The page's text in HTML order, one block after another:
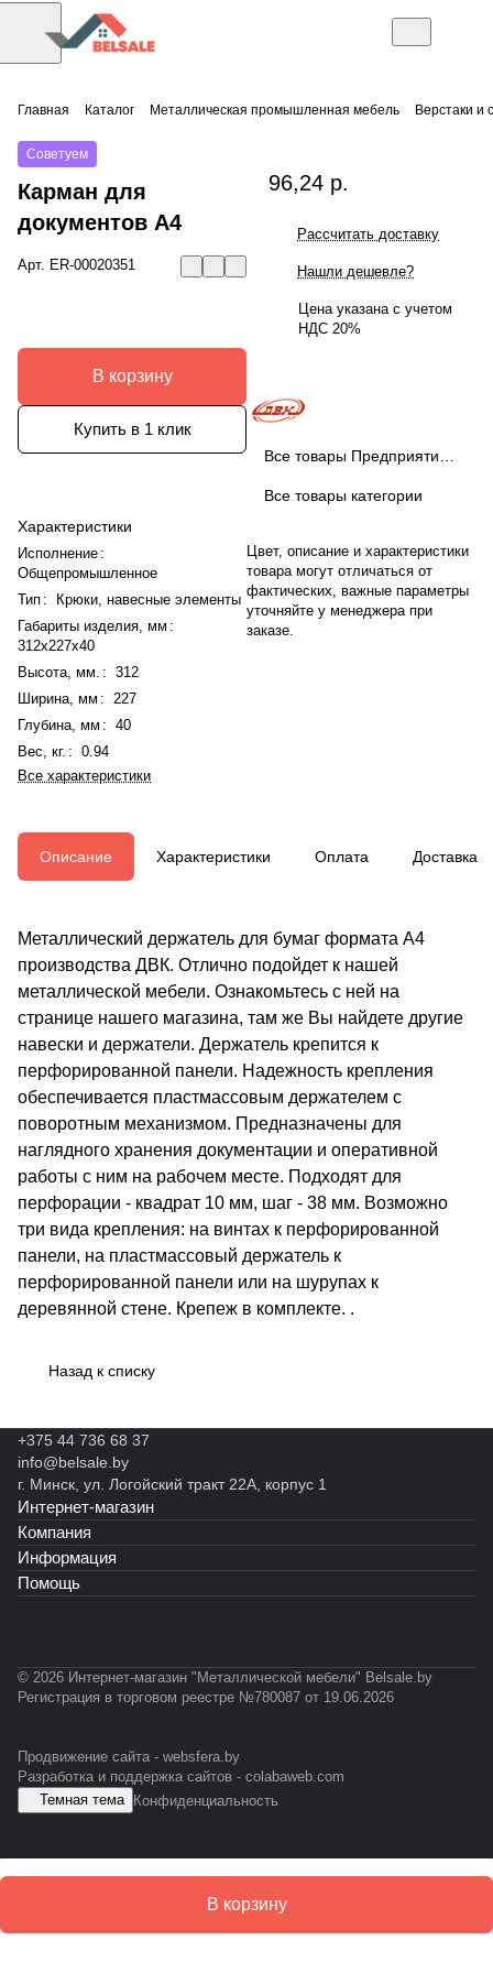
Главная Каталог Металлическая промышленная мебель Верстаки и
Советуем
Карман для
документов А4
Арт. ER-00020351
В корзину
Купить в 1 клик
Характеристики
Исполнение :
Общепромышленное
Тип :
Крюки, навесные элементы
Габариты изделия, мм :
312x227x40
Высота, мм. : 312
Ширина, мм :
227
Глубина, мм : 40
Вес, кг. : 0.94
Все характеристики
96,24 р.
Рассчитать доставку
Нашли дешевле?
Цена указана с учетом
НДС 20%
Все товары категории
Цвет, описание и характеристики
товара могут отличаться от
фактических, важные параметры
уточняйте у менеджера при
заказе.
Описание Характеристики Оплата Доставка
Металлический держатель для бумаг формата A4
производства ДВК. Отлично подойдет к нашей
металлической мебели. Ознакомьтесь с ней на
странице нашего магазина, там же Вы найдете другие
навески и держатели. Держатель крепится к
перфорированной панели. Надежность крепления
обеспечивается пластмассовым держателем с
поворотным механизмом. Предназначены для
наглядного хранения документации и оперативной
работы с ним на рабочем месте. Подходят для
перфорации - квадрат 10 мм, шаг - 38 мм. Возможно
три вида крепления: на винтах к перфорированной
панели, на пластмассовый держатель к
перфорированной панели или на шурупах к
деревянной стене. Крепеж в комплекте. .
Назад к списку
В корзину
+375 44 736 68 37
info@belsale.by
г. Минск, ул. Логойский тракт 22А, корпус 1
Интернет-магазин
Компания
Информация
Помощь
© 2026 Интернет-магазин "Металлической мебели" Belsale.by
Регистрация в торговом реестре №780087 от 19.06.2026
Продвижение сайта - websfera.by
Разработка и поддержка сайтов - colabaweb.com
Темная тема Конфиденциальность